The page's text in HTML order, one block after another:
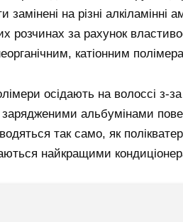
на різні алкіламінні
розчинах за рахунок
катіонним
осідають на волоссі з-
зарядженими альбумінами
так само, як
найкращими